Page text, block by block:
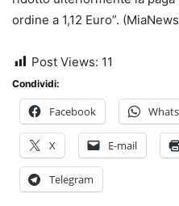
ordine a 1,12 Euro”.
Post Views: 11
Condividi:
Facebook
X E-mail
Telegram